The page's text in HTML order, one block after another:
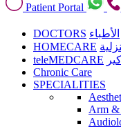
Patient Portal
DOCTORS الأطباء
HOMECARE
teleMEDCARE
Chronic Care
SPECIALITIES
Arm &